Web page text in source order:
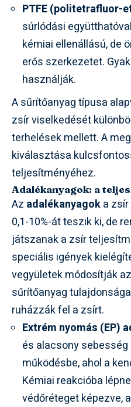
PTFE (politetrafluor-
súrlódási
kémiai ellenállású, de
erős szerkezetet.
használják.
A sűrítőanyag típusa
zsír viselkedését
terhelések mellett. A
kiválasztása
teljesítményéhez.
Adalékanyagok: a
Az adalékanyagoka
0,1-10%-át teszik ki, de
játszanak a zsír
speciális igények
vegyületek módosítják
sűrítőanyag
ruházzák fel a zsírt.
Extrém nyomás (EP)
és alacsony
működésbe, ahol a
Kémiai reakcióba
védőréteget képezve,